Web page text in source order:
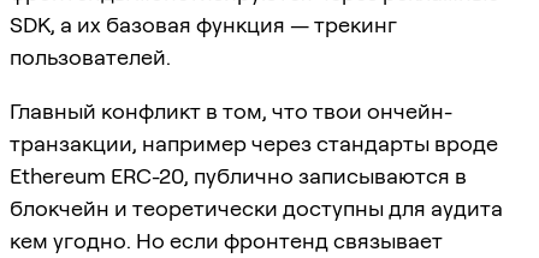
SDK, а их базовая функция — трекинг
пользователей.
Главный конфликт в том, что твои ончейн-
транзакции, например через стандарты вроде
Ethereum ERC-20, публично записываются в
блокчейн и теоретически доступны для аудита
кем угодно. Но если фронтенд связывает